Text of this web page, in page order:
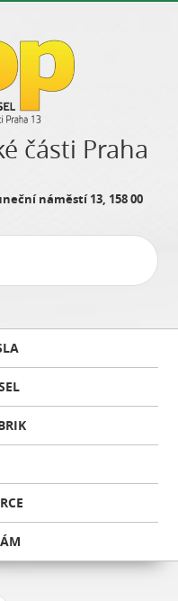
části Praha
náměstí 13, 158 00